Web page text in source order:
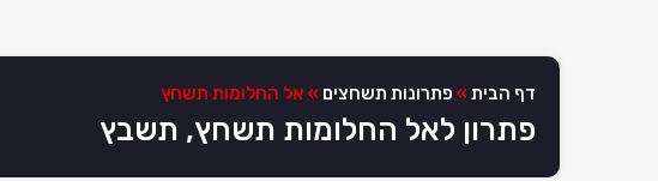
דף הבית » פתרונות תשחצים » אל החלומות תשחץ
פתרון לאל החלומות תשחץ, תשבץ